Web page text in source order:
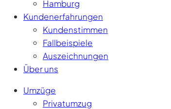
Hamburg
Kundenerfahrungen
Kundenstimmen
Fallbeispiele
Auszeichnungen
Über uns
Umzüge
Privatumzug